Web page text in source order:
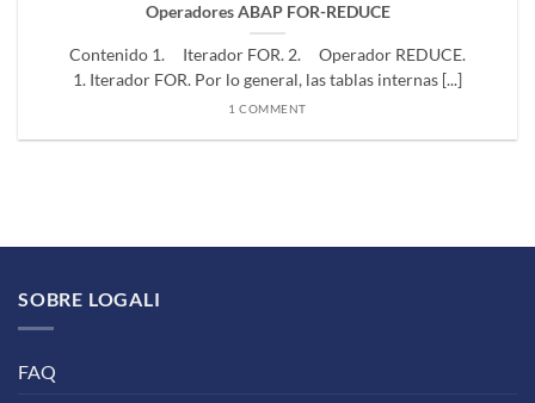
Operadores ABAP FOR-REDUCE
Contenido 1. Iterador FOR. 2. Operador REDUCE.
1. Iterador FOR. Por lo general, las tablas internas [...]
1 COMMENT
SOBRE LOGALI
FAQ